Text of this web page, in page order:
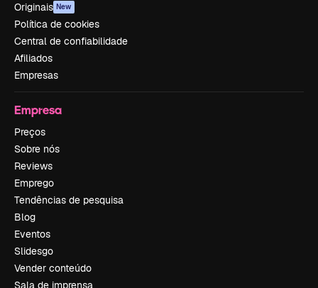
Originais New
Política de cookies
Central de confiabilidade
Afiliados
Empresas
Empresa
Preços
Sobre nós
Reviews
Emprego
Tendências de pesquisa
Blog
Eventos
Slidesgo
Vender conteúdo
Sala de imprensa